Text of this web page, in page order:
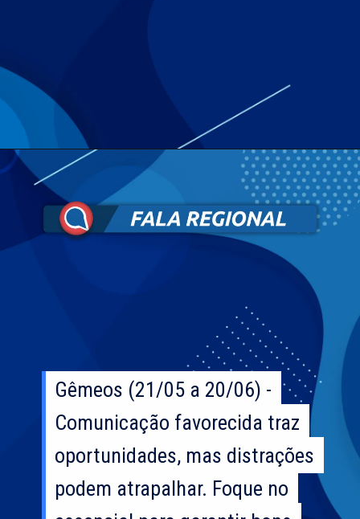
Gêmeos (21/05 a 20/06) -
Comunicação favorecida traz
oportunidades, mas distrações
podem atrapalhar. Foque no
Gêmeos (21/05 a 20/06) -
Comunicação favorecida traz
oportunidades, mas distrações
podem atrapalhar. Foque no